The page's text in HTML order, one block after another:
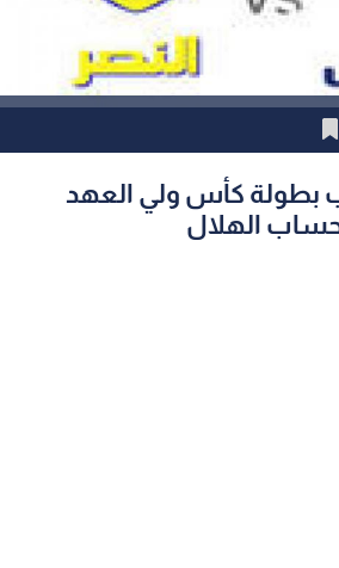
بطولة كأس ولي العهد
الهلال